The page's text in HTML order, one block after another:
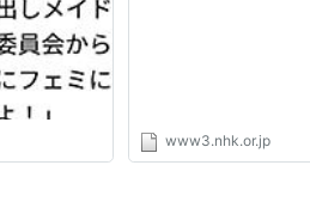
www3.nhk.or.jp